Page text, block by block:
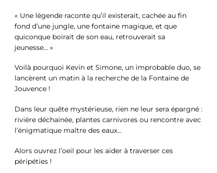
« Une légende raconte qu’il existerait, cachée au fin
fond d’une jungle, une fontaine magique, et que
quiconque boirait de son eau, retrouverait sa
jeunesse… »
Voilà pourquoi Kevin et Simone, un improbable duo, se
lancèrent un matin à la recherche de la Fontaine de
Jouvence !
Dans leur quête mystérieuse, rien ne leur sera épargné :
rivière déchainée, plantes carnivores ou rencontre avec
l’énigmatique maître des eaux…
Alors ouvrez l’oeil pour les aider à traverser ces
péripéties !